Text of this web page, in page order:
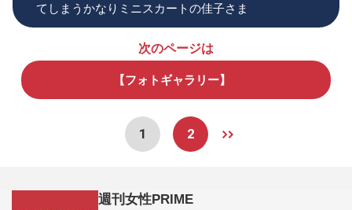
てしまうかなりミニスカートの佳子さま
次のページは
【フォトギャラリー】
1 2
週刊女性PRIME